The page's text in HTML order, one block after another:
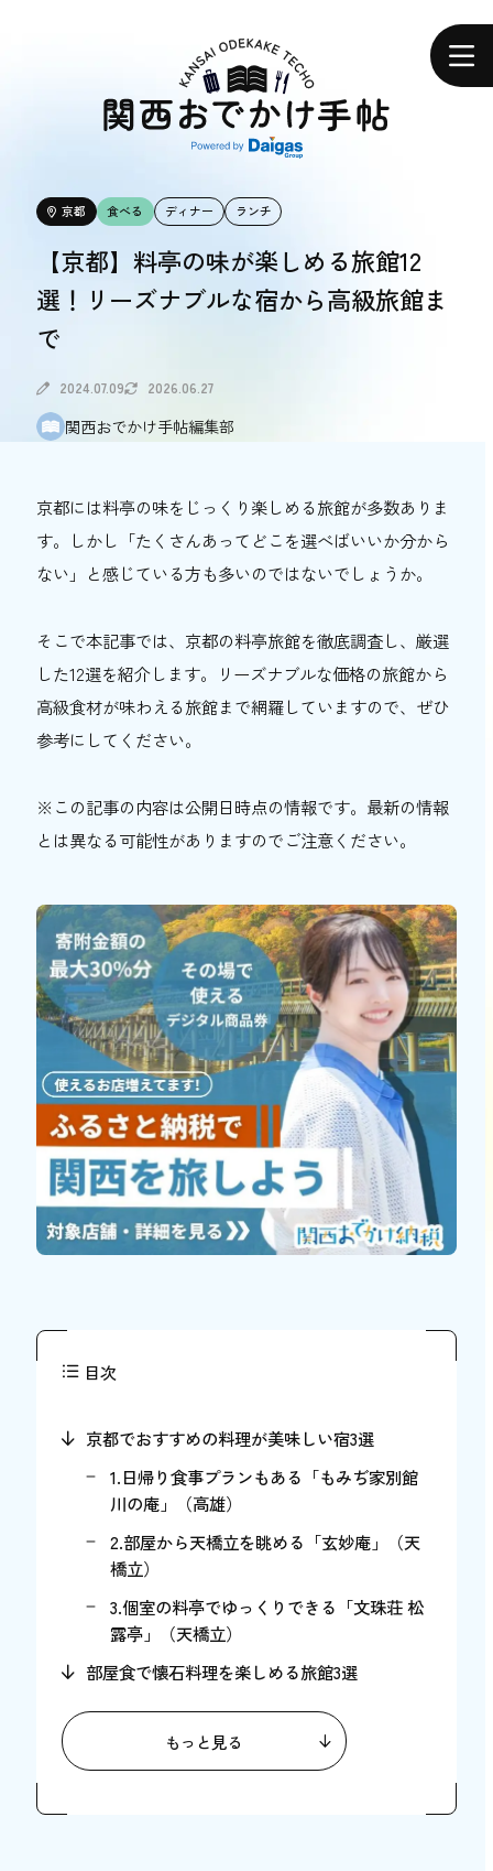
エリアで探す
エリアで探す
食べる
体験する
体験する
おトク情報
おすすめ
関西おでかけ手帖とは
お問い合わせ
京都 食べる ディナー ランチ
【京都】料亭の味が楽しめる旅館12
選！リーズナブルな宿から高級旅館ま
で
2024.07.09 2026.06.27
関西おでかけ手帖編集部
京都には料亭の味をじっくり楽しめる旅館が多数ありま
す。しかし「たくさんあってどこを選べばいいか分から
ない」と感じている方も多いのではないでしょうか。
そこで本記事では、京都の料亭旅館を徹底調査し、厳選
した12選を紹介します。リーズナブルな価格の旅館から
高級食材が味わえる旅館まで網羅していますので、ぜひ
参考にしてください。
※この記事の内容は公開日時点の情報です。最新の情報
とは異なる可能性がありますのでご注意ください。
目次
京都でおすすめの料理が美味しい宿3選
1.日帰り食事プランもある「もみぢ家別館
川の庵」（高雄）
2.部屋から天橋立を眺める「玄妙庵」（天
橋立）
3.個室の料亭でゆっくりできる「文珠荘 松
露亭」（天橋立）
部屋食で懐石料理を楽しめる旅館3選
1.月替わりの京懐石が自慢「純和風料理旅
館き乃ゑ」（祇園）
2.和モダンな雰囲気の客室「花かんざし 松
もっと見る